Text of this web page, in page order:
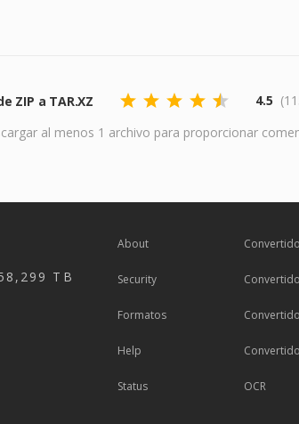
ZIP a TAR.XZ 4.5
al menos 1 archivo para proporcionar
TB
About
Security
Formatos
Help
Status OCR